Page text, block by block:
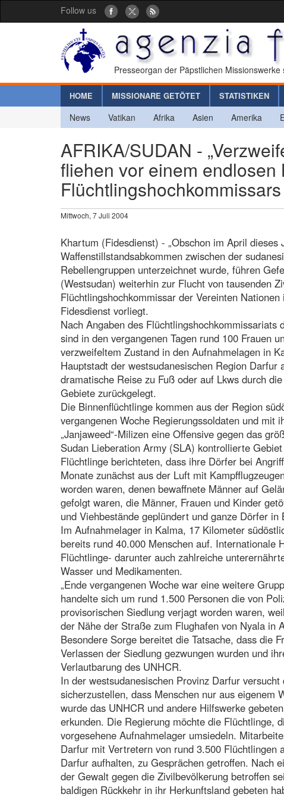
Follow us
Presseorgan der Päpstlichen Missionswerke
HOME MISSIONARE GETÖTET STATISTIKEN
News Vatikan Afrika Asien Amerika
AFRIKA/SUDAN -
fliehen vor einem endlosen
Mittwoch, 7 Juli 2004
Khartum (Fidesdienst) - „Obschon im April dieses
Waffenstillstandsabkommen zwischen der
Rebellengruppen unterzeichnet wurde, führen
(Westsudan) weiterhin zur Flucht von tausenden
Flüchtlingshochkommissar der Vereinten
Fidesdienst vorliegt.
Nach Angaben des Flüchtlingshochkommissariats
sind in den vergangenen Tagen rund 100 Frauen
verzweifeltem Zustand in den Aufnahmelagen in
Hauptstadt der westsudanesischen Region
dramatische Reise zu Fuß oder auf Lkws durch
Gebiete zurückgelegt.
Die Binnenflüchtlinge kommen aus der Region
vergangenen Woche Regierungssoldaten und mit
„Janjaweed“-Milizen eine Offensive gegen das
Sudan Lieberation Army (SLA) kontrollierte
Flüchtlinge berichteten, dass ihre Dörfer bei
Monate zunächst aus der Luft mit
worden waren, denen bewaffnete Männer auf
gefolgt waren, die Männer, Frauen und Kinder
und Viehbestände geplündert und ganze Dörfer in
Im Aufnahmelager in Kalma, 17 Kilometer
bereits rund 40.000 Menschen auf. Internationale
Flüchtlinge- darunter auch zahlreiche
Wasser und Medikamenten.
„Ende vergangenen Woche war eine weitere
handelte sich um rund 1.500 Personen die von
provisorischen Siedlung verjagt worden waren,
der Nähe der Straße zum Flughafen von Nyala in
Besondere Sorge bereitet die Tatsache, dass die
Verlassen der Siedlung gezwungen wurden und
Verlautbarung des UNHCR.
In der westsudanesischen Provinz Darfur
sicherzustellen, dass Menschen nur aus
wurde das UNHCR und andere Hilfswerke
erkunden. Die Regierung möchte die Flüchtlinge,
vorgesehene Aufnahmelager umsiedeln.
Darfur mit Vertretern von rund 3.500 Flüchtlingen
Darfur aufhalten, zu Gesprächen getroffen. Nach
der Gewalt gegen die Zivilbevölkerung betroffen
baldigen Rückkehr in ihr Herkunftsland gebeten